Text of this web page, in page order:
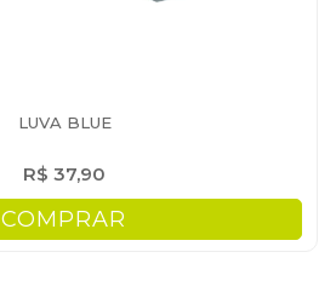
LUVA BLUE
R$ 37,90
COMPRAR